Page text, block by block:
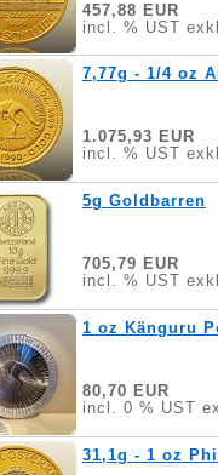
457,88 EUR
incl. % UST
7,77g - 1/4 oz
1.075,93 EUR
incl. % UST
5g Goldbarren
705,79 EUR
incl. % UST
1 oz Känguru
80,70 EUR
incl. 0 % UST
31,1g - 1 oz